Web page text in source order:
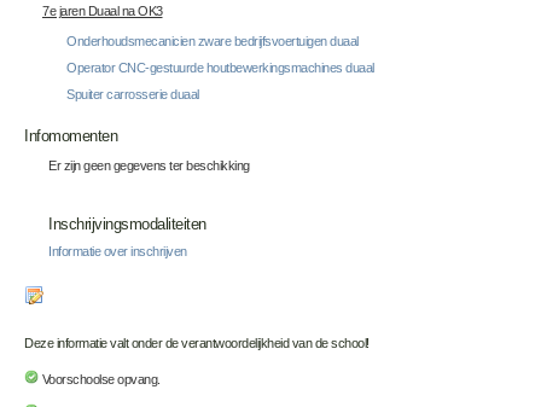
7e jaren Duaal na OK3
Onderhoudsmecanicien zware bedrijfsvoertuigen duaal
Operator CNC-gestuurde houtbewerkingsmachines duaal
Spuiter carrosserie duaal
Infomomenten
Er zijn geen gegevens ter beschikking
Inschrijvingsmodaliteiten
Informatie over inschrijven
Deze informatie valt onder de verantwoordelijkheid van de school!
Voorschoolse opvang.